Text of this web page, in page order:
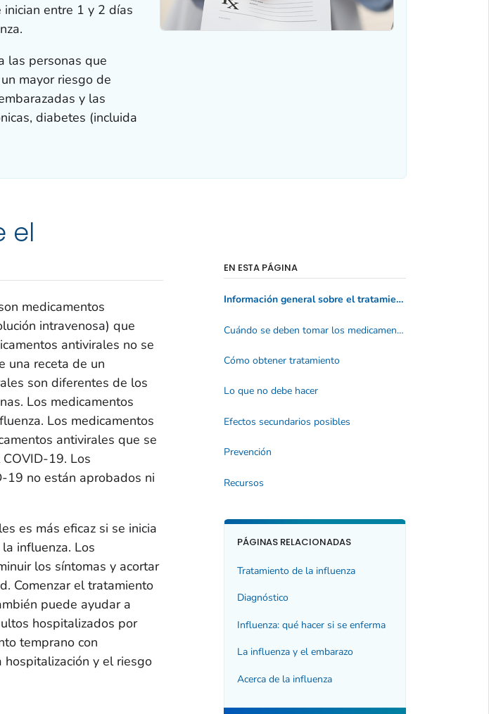
entre 1 y 2 días
las personas que
mayor riesgo de
y las
diabetes (incluida
el
medicamentos
intravenosa) que
antivirales no se
una receta de un
son diferentes de los
Los medicamentos
Los medicamentos
antivirales que se
19. Los
19 no están aprobados ni
es más eficaz si se inicia
influenza. Los
los síntomas y acortar
Comenzar el tratamiento
puede ayudar a
hospitalizados por
temprano con
y el riesgo
EN ESTA PÁGINA
Información general sobre el tratamiento
Cuándo se deben tomar los medicamentos antivirales
Cómo obtener tratamiento
Lo que no debe hacer
Efectos secundarios posibles
Prevención
Recursos
PÁGINAS RELACIONADAS
Tratamiento de la influenza
Diagnóstico
Influenza: qué hacer si se enferma
La influenza y el embarazo
Acerca de la influenza